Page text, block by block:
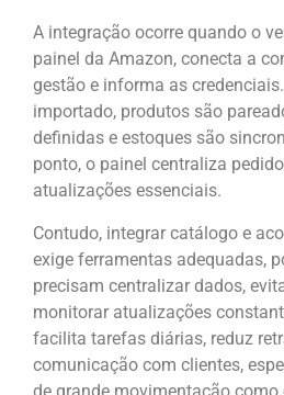
A integração ocorre quando o
painel da Amazon, conecta a
gestão e informa as
importado, produtos são
definidas e estoques são
ponto, o painel centraliza
atualizações essenciais.
Contudo, integrar catálogo e
exige ferramentas adequadas,
precisam centralizar dados,
monitorar atualizações
facilita tarefas diárias, reduz
comunicação com clientes,
de grande movimentação